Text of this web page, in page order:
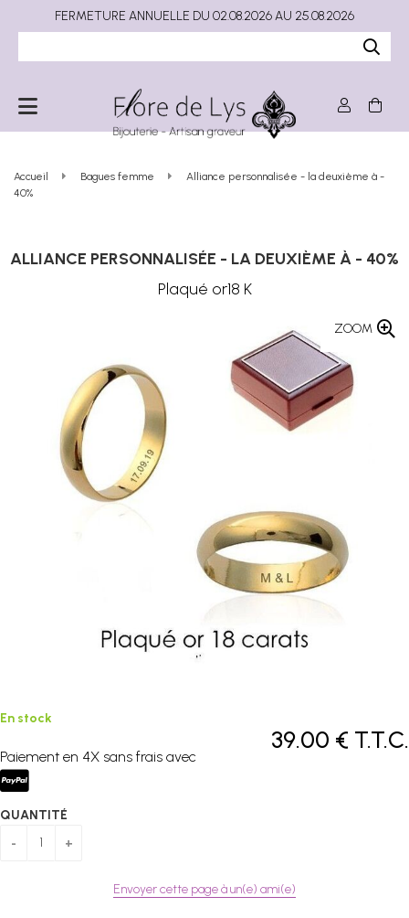
Accueil Bagues femme
Alliance personnalisée - la deuxième à -
40%
ALLIANCE PERSONNALISÉE - LA DEUXIÈME À - 40%
Plaqué or18 K
ZOOM
39.00 € T.T.C.
En stock
Paiement en 4X sans frais avec
QUANTITÉ
Envoyer cette page à un(e) ami(e)
FERMETURE ANNUELLE DU 02.08.2026 AU 25.08.2026